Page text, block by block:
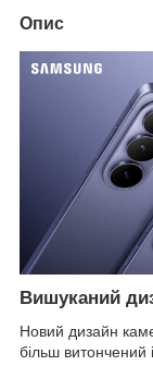
Опис
Вишуканий
Новий дизайн
більш витончений